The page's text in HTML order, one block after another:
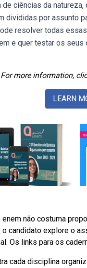
ciências da
divididas por assunto
resolver todas
e quer testar os
For more information,
LEARN
não costuma
candidato explore o
Os links para os
cada disciplina